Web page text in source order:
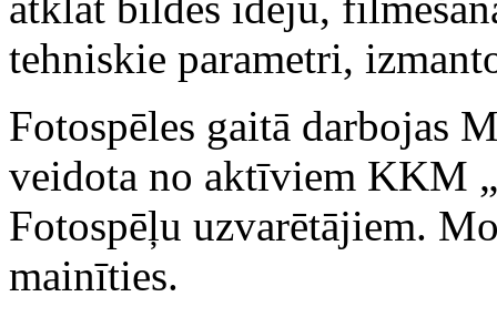
tehniskie parametri,
Fotospēles gaitā darbojas
veidota no aktīviem KKM
Fotospēļu uzvarētājiem.
mainīties.